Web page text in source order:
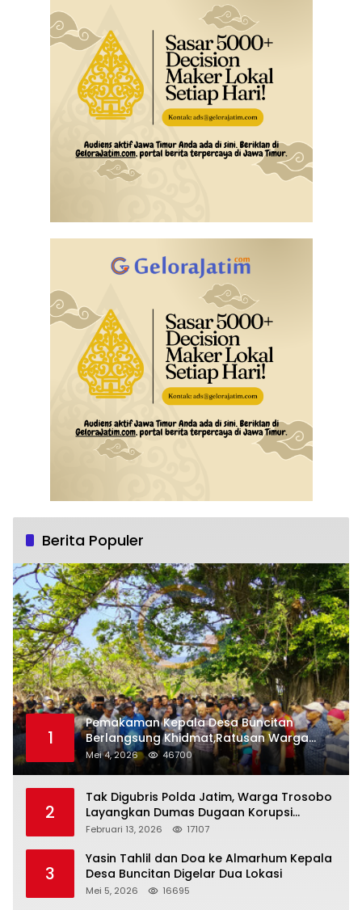
Berita Populer
1
Pemakaman Kepala Desa Buncitan
Berlangsung Khidmat,Ratusan Warga
Larut Dalam Duka Yang Mendalam
Mei 4, 2026 46700
2
Tak Digubris Polda Jatim, Warga Trosobo
Layangkan Dumas Dugaan Korupsi
Oknum DPRD Sidoarjo ke Kapolri
Februari 13, 2026 17107
3
Yasin Tahlil dan Doa ke Almarhum Kepala
Desa Buncitan Digelar Dua Lokasi
Mei 5, 2026 16695